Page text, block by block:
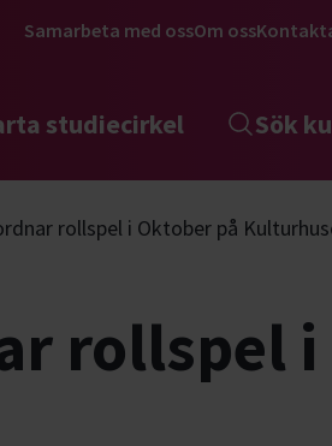
Samarbeta med ossOm oss
studiecirkel Sök
rollspel i Oktober på
rollspel